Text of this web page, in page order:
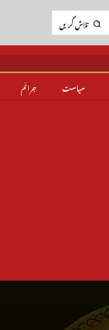
تلاش کریں
سیاست جرائم